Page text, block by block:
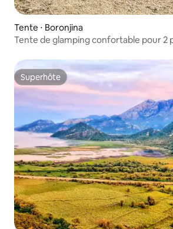
Tente ⋅ Boronjina
Tente de glamping confortable pour 2
Superhôte
Superhôte